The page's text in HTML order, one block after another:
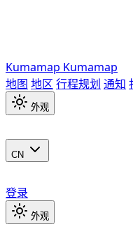
Kumamap Kumamap
地图 地区 行程规划 通知
外观
CN
登录
外观